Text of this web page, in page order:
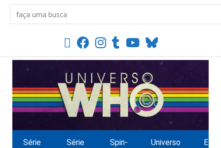
Série Série Spin- Universo